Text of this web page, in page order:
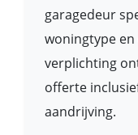
garagedeur
woningtype
verplichting
offerte
aandrijving.